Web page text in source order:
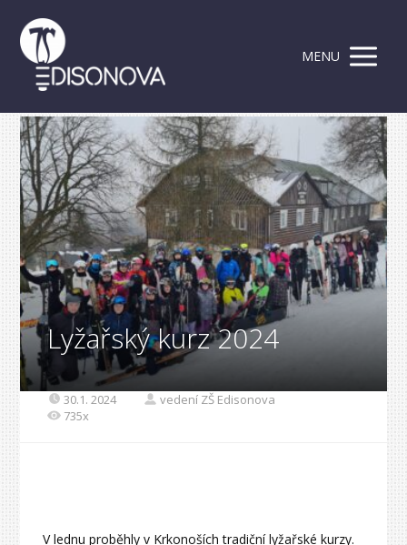
MENU
Lyžařský kurz 2024
30.1. 2024
vedení ZŠ Edisonova
735x
V lednu proběhly v Krkonoších tradiční lyžařské kurzy.